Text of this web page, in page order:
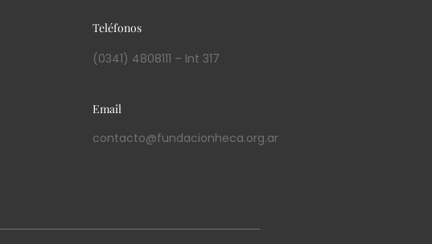
Teléfonos
(0341) 4808111 – Int 317
Email
contacto@fundacionheca.org.ar